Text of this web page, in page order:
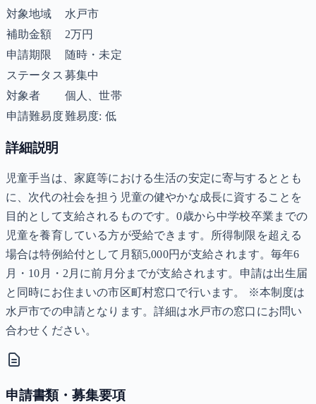
対象地域
水戸市
補助金額
2万円
申請期限
随時・未定
ステータス 募集中
対象者
個人、世帯
申請難易度難易度: 低
詳細説明
児童手当は、家庭等における生活の安定に寄与するととも
に、次代の社会を担う児童の健やかな成長に資することを
目的として支給されるものです。0歳から中学校卒業までの
児童を養育している方が受給できます。所得制限を超える
場合は特例給付として月額5,000円が支給されます。毎年6
月・10月・2月に前月分までが支給されます。申請は出生届
と同時にお住まいの市区町村窓口で行います。 ※本制度は
水戸市での申請となります。詳細は水戸市の窓口にお問い
合わせください。
申請書類・募集要項